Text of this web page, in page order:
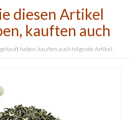
diesen Artikel
kauften auch
haben, kauften auch folgende Artikel.